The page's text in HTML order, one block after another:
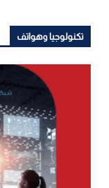
تكنولوجيا وهواتف